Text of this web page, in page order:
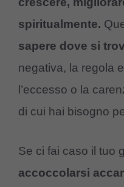
spiritualmente.
sapere dove si
negativa, la regola
l’eccesso o la
di cui hai bisogno
Se ci fai caso il tuo
accoccolarsi